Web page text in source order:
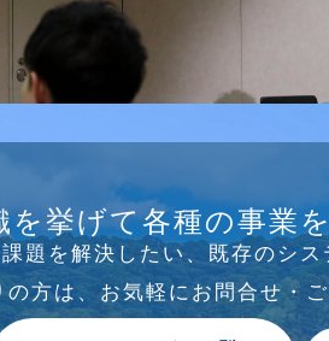
挙げて各種の事業
題を解決したい、既存のシ
⽅は、お気軽にお問合せ・ご